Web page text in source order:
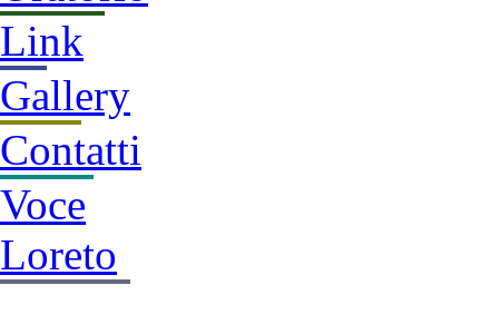
Link
Gallery
Contatti
Voce
Loreto